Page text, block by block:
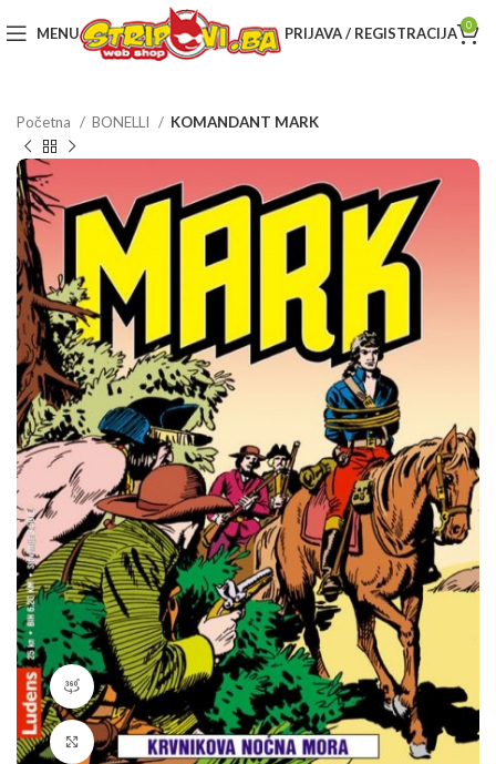
MENU PRIJAVA / REGISTRACIJA 0
Početna BONELLI KOMANDANT MARK
360 product view
Klikni da povečaš